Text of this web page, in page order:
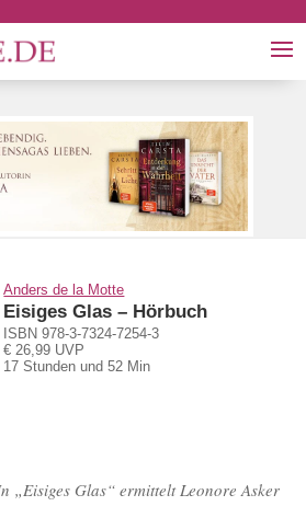
Anders de la Motte
Eisiges Glas – Hörbuch
ISBN 978-3-7324-7254-3
€ 26,99 UVP
17 Stunden und 52 Min
„Eisiges Glas“ ermittelt Leonore Asker